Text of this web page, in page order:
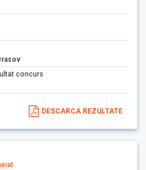
concurs
DESCARCA REZULTATE